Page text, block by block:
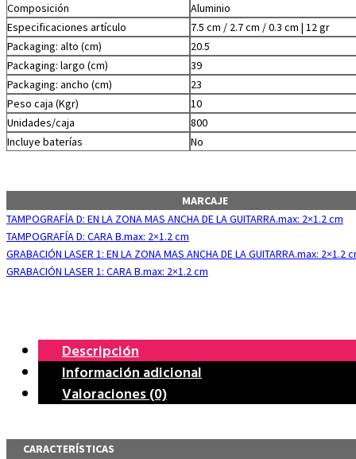
Composición
Aluminio
Especificaciones artículo
7.5 cm / 2.7 cm / 0.3 cm | 12 gr
Packaging: alto (cm)
20.5
Packaging: largo (cm)
39
Packaging: ancho (cm)
23
Peso caja (Kgr)
10
Unidades/caja
800
Incluye baterías
No
MARCAJE
TAMPOGRAFÍA D: EN LA ZONA MAS ANCHA DE LA GUITARRA.max: 2×1.2 cm
TAMPOGRAFÍA D: CARA B.max: 2×1.2 cm
GRABACIÓN LASER 1: EN LA ZONA MAS ANCHA DE LA GUITARRA.max: 2×1.2
GRABACIÓN LASER 1: CARA B.max: 2×1.2 cm
Descripción
Información adicional
Valoraciones (0)
CARACTERÍSTICAS